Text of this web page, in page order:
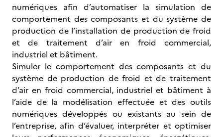
numériques afin d’automatiser la simulation de
comportement des composants et du système de
production de l’installation de production de froid
et de traitement d’air en froid commercial,
industriel et bâtiment.
Simuler le comportement des composants et du
système de production de froid et de traitement
d’air en froid commercial, industriel et bâtiment à
l’aide de la modélisation effectuée et des outils
numériques développés ou existants au sein de
l’entreprise, afin d’évaluer, interpréter et optimiser